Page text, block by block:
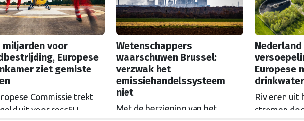
miljarden voor
Europese
ziet gemiste
Commissie trekt
uit voor rescEU,
Wetenschappers
waarschuwen Brussel:
verzwak het
emissiehandelssysteem
niet
Met de herziening van het
Europese
Rivieren uit
stromen